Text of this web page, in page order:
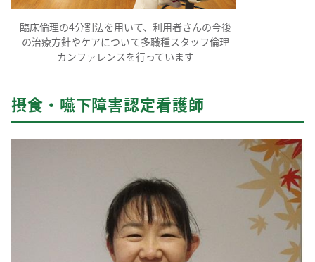
臨床倫理の4分割法を用いて、利用者さんの今後
の治療方針やケアについて多職種スタッフ倫理
カンファレンスを行っています
摂食・嚥下障害認定看護師